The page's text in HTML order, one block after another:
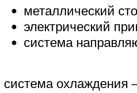
металлический
электрический
система
система охлаждения